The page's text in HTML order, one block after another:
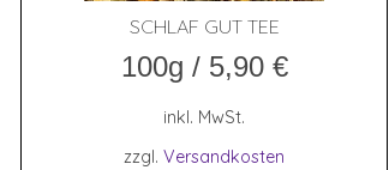
SCHLAF GUT TEE
100g / 5,90 €
inkl. MwSt.
zzgl. Versandkosten